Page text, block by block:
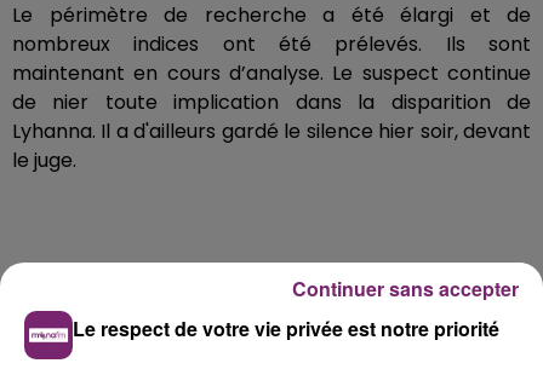
Le périmètre de recherche a été élargi et de
nombreux indices ont été prélevés. Ils sont
maintenant en cours d’analyse. Le suspect continue
de nier toute implication dans la disparition de
Lyhanna. Il a d'ailleurs gardé le silence hier soir, devant
le juge.
Le respect de votre vie privée est notre priorité
Continuer sans accepter